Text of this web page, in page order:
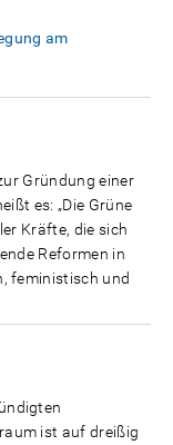
am
Gründung einer
es: „Die Grüne
Kräfte, die sich
Reformen in
feministisch und
ist auf dreißig